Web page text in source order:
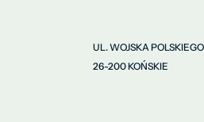
UL. WOJSKA
26-200 KOŃSKIE